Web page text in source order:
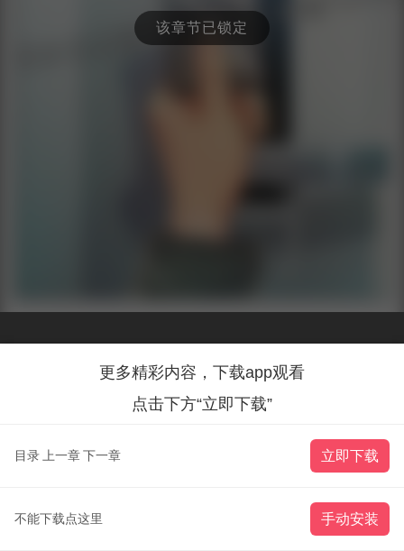
该章节已锁定
更多精彩内容，下载app观看
点击下方“立即下载”
目录 上一章下一章 立即下载
不能下载点这里 手动安装